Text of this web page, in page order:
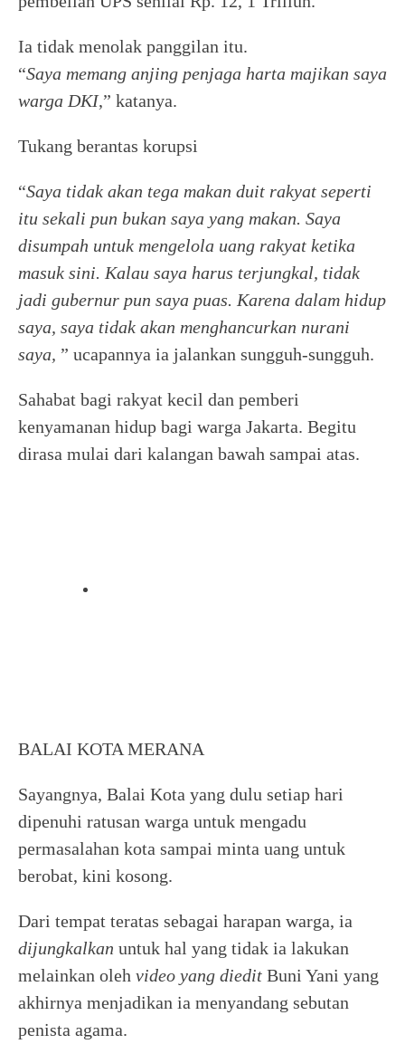
Ia tidak menolak panggilan itu.
“Saya memang anjing penjaga harta majikan saya
warga DKI,” katanya.
Tukang berantas korupsi
“Saya tidak akan tega makan duit rakyat seperti
itu sekali pun bukan saya yang makan. Saya
disumpah untuk mengelola uang rakyat ketika
masuk sini. Kalau saya harus terjungkal, tidak
jadi gubernur pun saya puas. Karena dalam hidup
saya, saya tidak akan menghancurkan nurani
saya, ” ucapannya ia jalankan sungguh-sungguh.
Sahabat bagi rakyat kecil dan pemberi
kenyamanan hidup bagi warga Jakarta. Begitu
dirasa mulai dari kalangan bawah sampai atas.
BALAI KOTA MERANA
Sayangnya, Balai Kota yang dulu setiap hari
dipenuhi ratusan warga untuk mengadu
permasalahan kota sampai minta uang untuk
berobat, kini kosong.
Dari tempat teratas sebagai harapan warga, ia
dijungkalkan untuk hal yang tidak ia lakukan
melainkan oleh video yang diedit Buni Yani yang
akhirnya menjadikan ia menyandang sebutan
penista agama.